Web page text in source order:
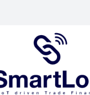
Angels
auf